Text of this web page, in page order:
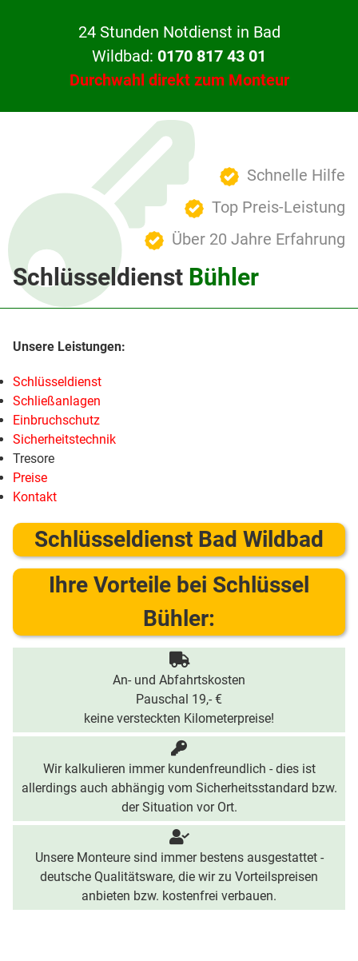
24 Stunden Notdienst in Bad
Wildbad: 0170 817 43 01
Durchwahl direkt zum Monteur
Schnelle Hilfe
Top Preis-Leistung
Über 20 Jahre Erfahrung
Schlüsseldienst Bühler
Schlüsseldienst
Schließanlagen
Einbruchschutz
Sicherheitstechnik
Tresore
Preise
Kontakt
Schlüsseldienst Bad Wildbad
Ihre Vorteile bei Schlüssel
Bühler:
An- und Abfahrtskosten
Pauschal 19,- €
keine versteckten Kilometerpreise!
Wir kalkulieren immer kundenfreundlich - dies ist
allerdings auch abhängig vom Sicherheitsstandard bzw.
der Situation vor Ort.
Unsere Monteure sind immer bestens ausgestattet -
deutsche Qualitätsware, die wir zu Vorteilspreisen
anbieten bzw. kostenfrei verbauen.